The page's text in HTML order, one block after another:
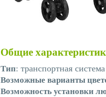
Общие
Тип: транспортная система
Возможные варианты
Возможность установки